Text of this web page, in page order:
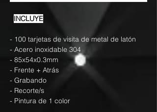
INCLUYE
- 100 tarjetas de visita de metal de latón
- Acero inoxidable 304
- 85x54x0.3mm
- Frente + Atrás
- Grabando
- Recorte/s
- Pintura de 1 color